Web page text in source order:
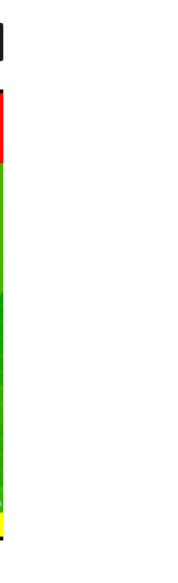
BUSCAR